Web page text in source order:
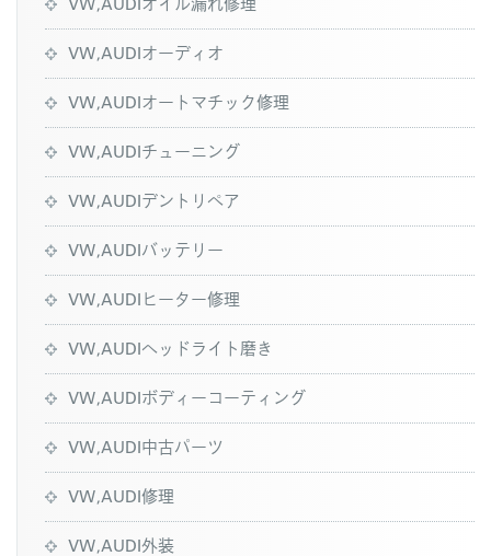
VW,AUDIオーディオ
VW,AUDIオートマチック修理
VW,AUDIチューニング
VW,AUDIデントリペア
VW,AUDIバッテリー
VW,AUDIヒーター修理
VW,AUDIヘッドライト磨き
VW,AUDIボディーコーティング
VW,AUDI中古パーツ
VW,AUDI修理
VW,AUDI外装